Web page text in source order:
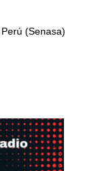
(Senasa)